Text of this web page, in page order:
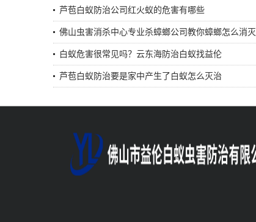
芦苞白蚁防治公司红火蚁的危害有哪些
佛山虫害消杀中心专业杀蟑螂公司教你蟑螂怎么消灭
白蚁危害很常见吗？云东海防治白蚁找益伦
芦苞白蚁防治要是家中产生了白蚁怎么灭治